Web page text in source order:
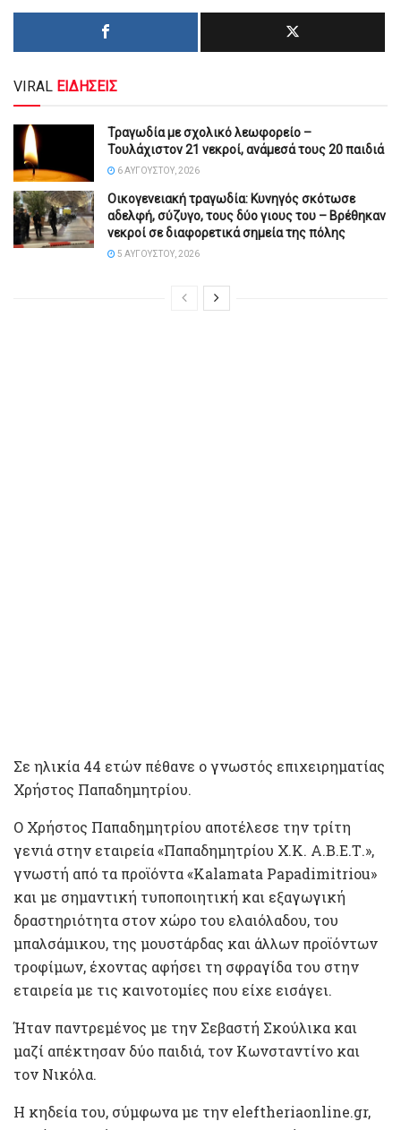
VIRAL ΕΙΔΗΣΕΙΣ
Τραγωδία με σχολικό λεωφορείο –
Τουλάχιστον 21 νεκροί, ανάμεσά τους 20 παιδιά
6 ΑΥΓΟΎΣΤΟΥ, 2026
Οικογενειακή τραγωδία: Κυνηγός σκότωσε
αδελφή, σύζυγο, τους δύο γιους του – Βρέθηκαν
νεκροί σε διαφορετικά σημεία της πόλης
5 ΑΥΓΟΎΣΤΟΥ, 2026
Σε ηλικία 44 ετών πέθανε ο γνωστός επιχειρηματίας
Χρήστος Παπαδημητρίου.
Ο Χρήστος Παπαδημητρίου αποτέλεσε την τρίτη
γενιά στην εταιρεία «Παπαδημητρίου Χ.Κ. Α.Β.Ε.Τ.»,
γνωστή από τα προϊόντα «Kalamata Papadimitriou»
και με σημαντική τυποποιητική και εξαγωγική
δραστηριότητα στον χώρο του ελαιόλαδου, του
μπαλσάμικου, της μουστάρδας και άλλων προϊόντων
τροφίμων, έχοντας αφήσει τη σφραγίδα του στην
εταιρεία με τις καινοτομίες που είχε εισάγει.
Ήταν παντρεμένος με την Σεβαστή Σκούλικα και
μαζί απέκτησαν δύο παιδιά, τον Κωνσταντίνο και
τον Νικόλα.
Η κηδεία του, σύμφωνα με την eleftheriaonline.gr,